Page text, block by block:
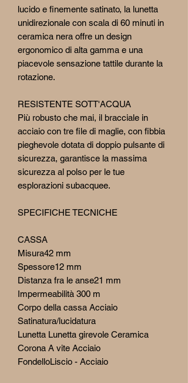
lucido e finemente satinato, la lunetta
unidirezionale con scala di 60 minuti in
ceramica nera offre un design
ergonomico di alta gamma e una
piacevole sensazione tattile durante la
rotazione.
RESISTENTE SOTT'ACQUA
Più robusto che mai, il bracciale in
acciaio con tre file di maglie, con fibbia
pieghevole dotata di doppio pulsante di
sicurezza, garantisce la massima
sicurezza al polso per le tue
esplorazioni subacquee.
SPECIFICHE TECNICHE
CASSA
Misura42 mm
Spessore12 mm
Distanza fra le anse21 mm
Impermeabilità 300 m
Corpo della cassa Acciaio
Satinatura/lucidatura
Lunetta Lunetta girevole Ceramica
Corona A vite Acciaio
FondelloLiscio - Acciaio